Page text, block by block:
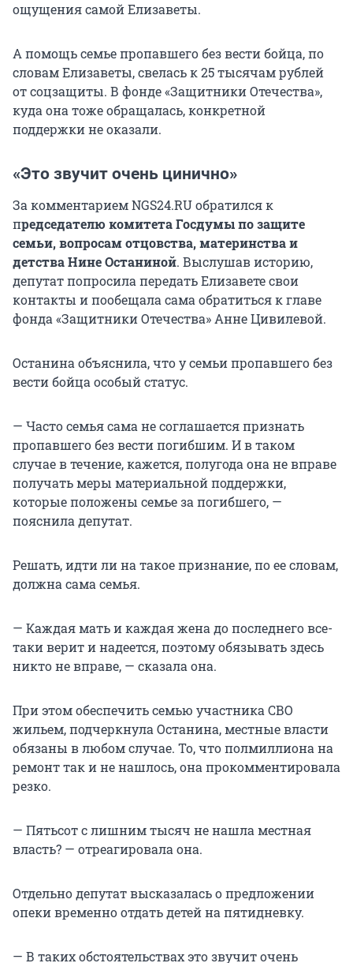
ощущения самой Елизаветы.
А помощь семье пропавшего без вести бойца, по
словам Елизаветы, свелась к25 тысячамрублей
от соцзащиты. В фонде «Защитники Отечества»,
куда она тоже обращалась, конкретной
поддержки не оказали.
«Это звучит очень цинично»
За комментарием NGS24.RU обратился к
председателю комитета Госдумы по защите
семьи, вопросам отцовства, материнства и
детства Нине Останиной. Выслушав историю,
депутат попросила передать Елизавете свои
контакты и пообещала сама обратиться к главе
фонда «Защитники Отечества» Анне Цивилевой.
Останина объяснила, что у семьи пропавшего без
вести бойца особый статус.
— Часто семья сама не соглашается признать
пропавшего без вести погибшим. И в таком
случае в течение, кажется, полугода она не вправе
получать меры материальной поддержки,
которые положены семье за погибшего, —
пояснила депутат.
Решать, идти ли на такое признание, по ее словам,
должна сама семья.
— Каждая мать и каждая жена до последнего все-
таки верит и надеется, поэтому обязывать здесь
никто не вправе, — сказала она.
При этом обеспечить семью участника СВО
жильем, подчеркнула Останина, местные власти
обязаны в любом случае. То, что полмиллиона на
ремонт так и не нашлось, она прокомментировала
резко.
— Пятьсот с лишним тысяч не нашла местная
власть? — отреагировала она.
Отдельно депутат высказалась о предложении
опеки временно отдать детей на пятидневку.
— В таких обстоятельствах это звучит очень